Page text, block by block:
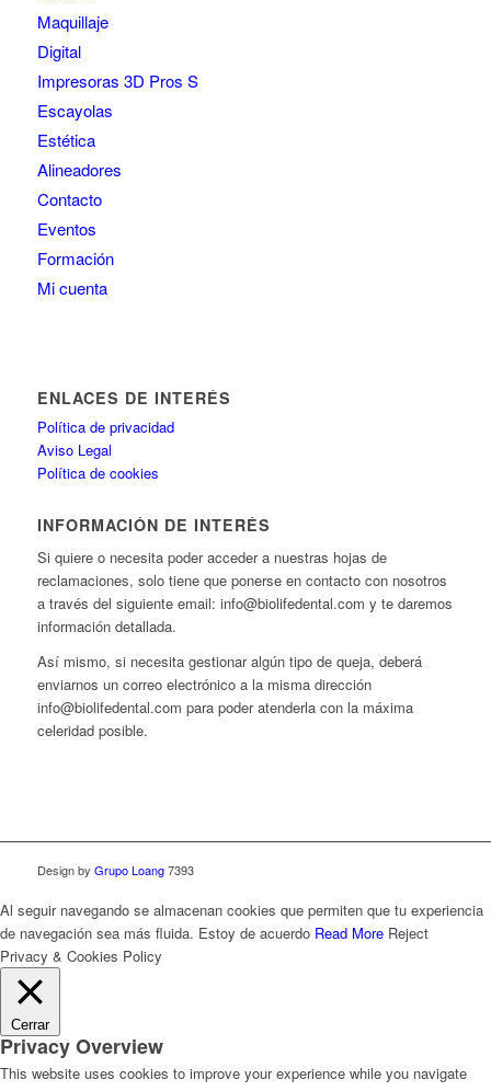
Maquillaje
Digital
Impresoras 3D Pros S
Escayolas
Estética
Alineadores
Contacto
Eventos
Formación
Mi cuenta
ENLACES DE INTERÉS
Política de privacidad
Aviso Legal
Política de cookies
INFORMACIÓN DE INTERÉS
Si quiere o necesita poder acceder a nuestras hojas de
reclamaciones, solo tiene que ponerse en contacto con nosotros
a través del siguiente email: info@biolifedental.com y te daremos
información detallada.
Así mismo, si necesita gestionar algún tipo de queja, deberá
enviarnos un correo electrónico a la misma dirección
info@biolifedental.com para poder atenderla con la máxima
celeridad posible.
Design by Grupo Loang7393
Al seguir navegando se almacenan cookies que permiten que tu experiencia
de navegación sea más fluida. Estoy de acuerdo Read More Reject
Privacy & Cookies Policy
Cerrar
Privacy Overview
This website uses cookies to improve your experience while you navigate